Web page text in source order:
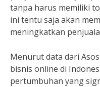
tanpa harus memiliki
ini tentu saja akan
meningkatkan
Menurut data dari
bisnis online di
pertumbuhan yang